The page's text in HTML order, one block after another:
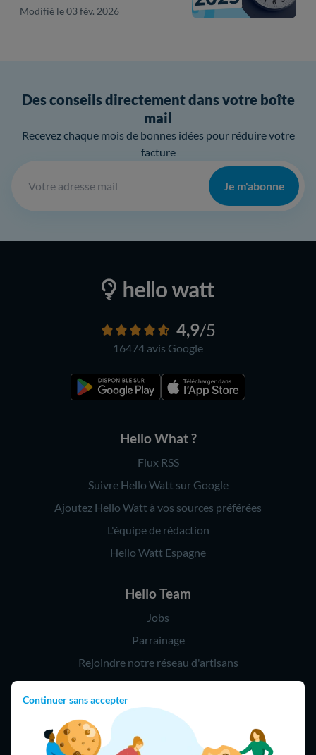
Continuer sans accepter
Modifié le 03 fév. 2026
Des conseils directement dans votre boîte
mail
Recevez chaque mois de bonnes idées pour réduire votre
facture
Je m'abonne
4,9/5
16474 avis Google
Hello What ?
Flux RSS
Suivre Hello Watt sur Google
Ajoutez Hello Watt à vos sources préférées
L'équipe de rédaction
Hello Watt Espagne
Hello Team
Jobs
Parrainage
Rejoindre notre réseau d'artisans
Hello !
09 75 18 60 60
(8h-21h)
75018 Paris